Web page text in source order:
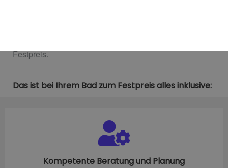
Festpreis.
Das ist bei Ihrem Bad zum Festpreis alles inklusive:
Kompetente Beratung und Planung